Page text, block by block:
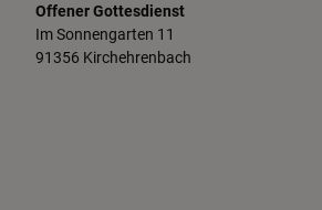
Offener Gottesdienst
Im Sonnengarten 11
91356 Kirchehrenbach